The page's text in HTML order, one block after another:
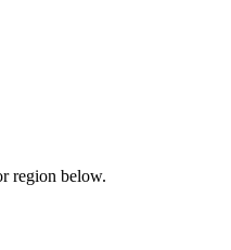
region below.